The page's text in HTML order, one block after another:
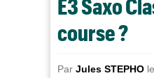
E3 Saxo
course ?
Par Jules STEPHO